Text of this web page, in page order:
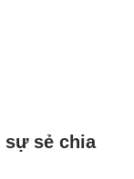
sự sẻ chia